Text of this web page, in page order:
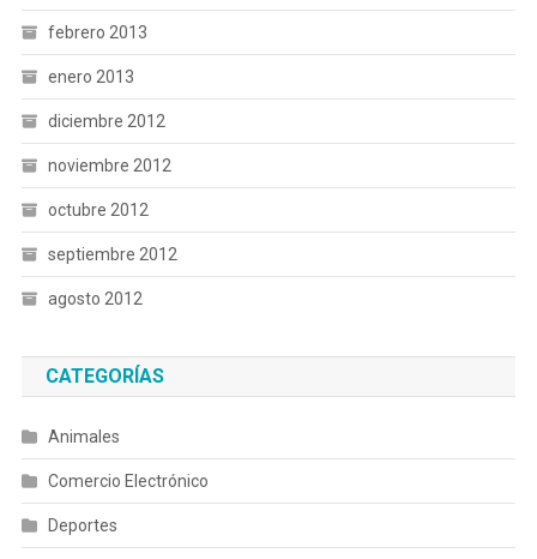
febrero 2013
enero 2013
diciembre 2012
noviembre 2012
octubre 2012
septiembre 2012
agosto 2012
CATEGORÍAS
Animales
Comercio Electrónico
Deportes